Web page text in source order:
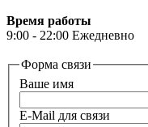
Время работы
9:00 - 22:00 Ежедневно
Форма связи
Ваше имя
E-Mail для связи